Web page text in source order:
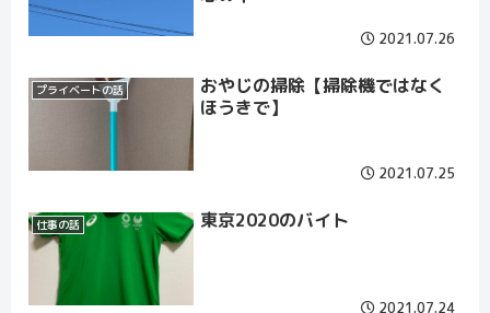
2021.07.26
プライベートの話
おやじの掃除【掃除機ではなく
ほうきで】
2021.07.25
仕事の話 東京2020のバイト
2021.07.24